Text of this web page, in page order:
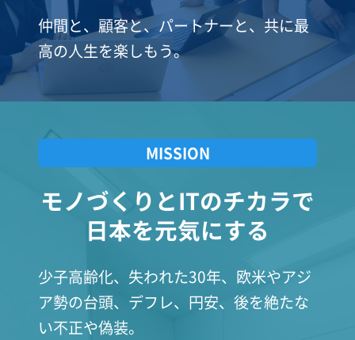
仲間と、顧客と、パートナーと、共に最
高の人生を楽しもう。
MISSION
モノづくりとITのチカラで
日本を元気にする
少子高齢化、失われた30年、欧米やアジ
ア勢の台頭、デフレ、円安、後を絶たな
い不正や偽装。